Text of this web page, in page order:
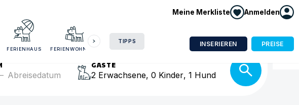
Meine Merkliste Anmelden
FERIENHAUS FERIENWOHNUNG
TIPPS INSERIEREN PREISE
Suchergebnisse
– Abreisedatum
GÄSTE
2 Erwachsene, 0 Kinder, 1 Hund